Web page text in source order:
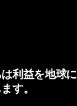
利益を地球に
す。